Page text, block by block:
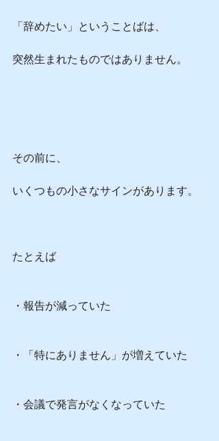
「辞めたい」ということばは、
突然生まれたものではありません。
その前に、
いくつもの小さなサインがあります。
たとえば
・報告が減っていた
・「特にありません」が増えていた
・会議で発言がなくなっていた